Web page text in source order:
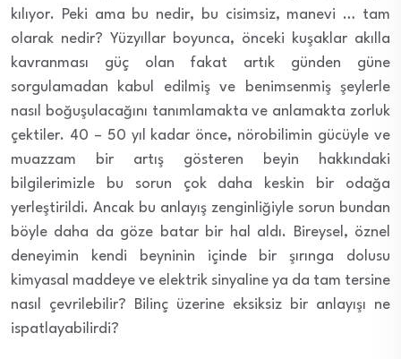
kılıyor. Peki ama bu nedir, bu cisimsiz, manevi … tam
olarak nedir? Yüzyıllar boyunca, önceki kuşaklar akılla
kavranması güç olan fakat artık günden güne
sorgulamadan kabul edilmiş ve benimsenmiş şeylerle
nasıl boğuşulacağını tanımlamakta ve anlamakta zorluk
çektiler. 40 – 50 yıl kadar önce, nörobilimin gücüyle ve
muazzam bir artış gösteren beyin hakkındaki
bilgilerimizle bu sorun çok daha keskin bir odağa
yerleştirildi. Ancak bu anlayış zenginliğiyle sorun bundan
böyle daha da göze batar bir hal aldı. Bireysel, öznel
deneyimin kendi beyninin içinde bir şırınga dolusu
kimyasal maddeye ve elektrik sinyaline ya da tam tersine
nasıl çevrilebilir? Bilinç üzerine eksiksiz bir anlayışı ne
ispatlayabilirdi?